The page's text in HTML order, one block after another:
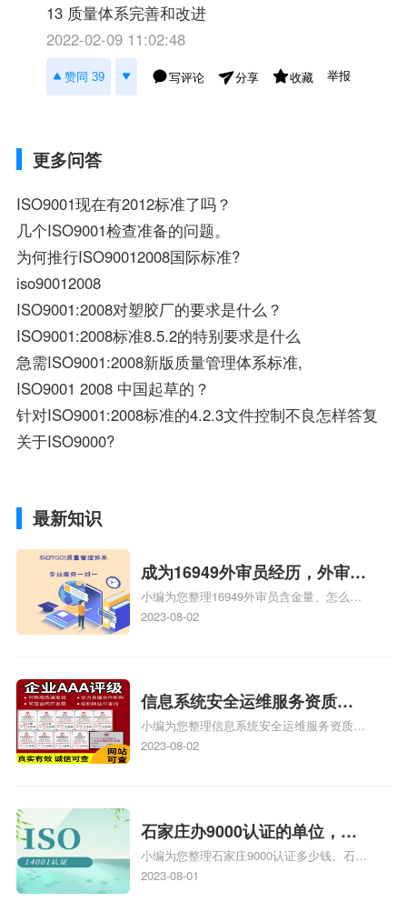
13 质量体系完善和改进
2022-02-09 11:02:48
赞同 39 写评论 分享 收藏 举报
更多问答
ISO9001现在有2012标准了吗？
几个ISO9001检查准备的问题。
为何推行ISO90012008国际标准?
iso90012008
ISO9001:2008对塑胶厂的要求是什么？
ISO9001:2008标准8.5.2的特别要求是什么
急需ISO9001:2008新版质量管理体系标准,
ISO9001 2008 中国起草的？
针对ISO9001:2008标准的4.2.3文件控制不良怎样答复
关于ISO9000?
最新知识
成为16949外审员经历，外审员
16949
小编为您整理16949外审员含金量、怎么才
能成为注册的TS16949:2009的外审员、我
2023-08-02
信息系统安全运维服务资质二
级费用，信息系统安全运维服
务资质二级
小编为您整理信息系统安全运维服务资质认
证证书机构有哪些、安全运维服务资质的费
体系认证知识，详情可查看下方正文！
2023-08-02
石家庄办9000认证的单位，石
家庄9000认证的公司
小编为您整理石家庄9000认证多少钱、石家
庄9000认证价格多少钱、石家庄9000认证
2023-08-01